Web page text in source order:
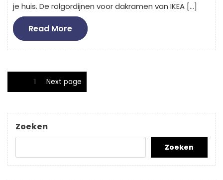
je huis. De rolgordijnen voor dakramen van IKEA […]
Read MoreRead
More
Berichten
paginering
1 Next page
Zoeken
Zoeken